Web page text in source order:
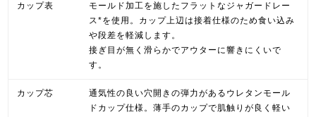
カップ表
モールド加工を施したフラットなジャガードレー
ス*を使用。カップ上辺は接着仕様のため食い込み
や段差を軽減します。
接ぎ目が無く滑らかでアウターに響きにくいで
す。
カップ芯
通気性の良い穴開きの弾力があるウレタンモール
ドカップ仕様。薄手のカップで肌触りが良く軽い